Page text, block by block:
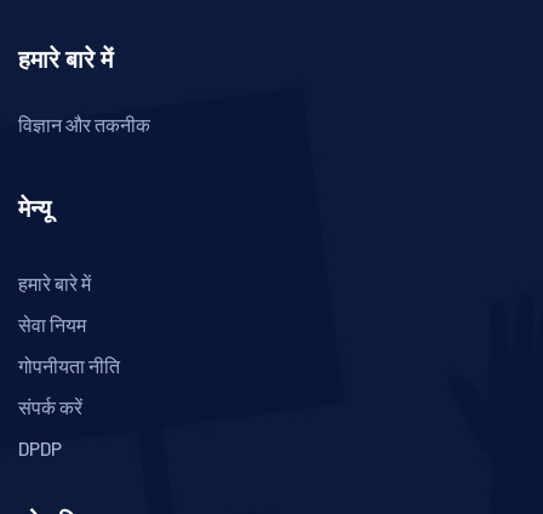
हमारे बारे में
विज्ञान और तकनीक
मेन्यू
हमारे बारे में
सेवा नियम
गोपनीयता नीति
संपर्क करें
DPDP